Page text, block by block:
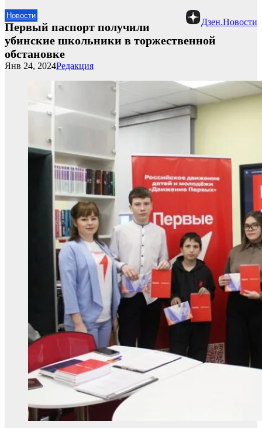
Новости
Дзен.Новости
Первый паспорт получили
убинские школьники в торжественной
обстановке
Редакция
Янв 24, 2024